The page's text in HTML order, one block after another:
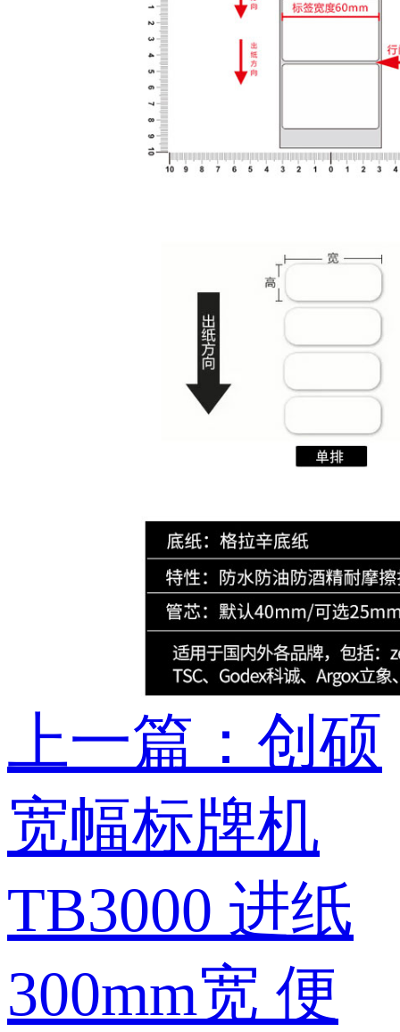
上一篇：创硕
宽幅标牌机
TB3000 进纸
300mm宽 便